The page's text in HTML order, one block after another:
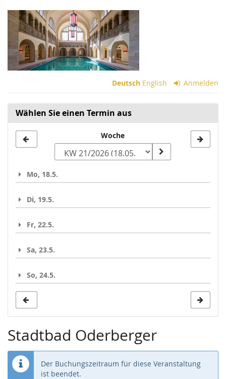
Zum
Haupt-
Inhalt
springen
Deutsch English Anmelden
Wählen Sie einen Termin aus
zur
auswählen
Woche
Mo, 18.5.
Di, 19.5.
Fr, 22.5.
Sa, 23.5.
So, 24.5.
Stadtbad Oderberger
Der Buchungszeitraum für diese Veranstaltung
ist beendet.